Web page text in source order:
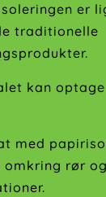
er
traditionelle
kan
med
rør og